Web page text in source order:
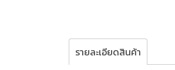
รายละเอียดสินค้า